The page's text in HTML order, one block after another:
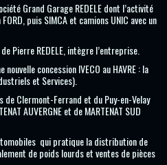
Grand Garage REDELE dont l’activité
puis SIMCA et camions UNIC avec un
Pierre REDELE, intègre l’entreprise.
nouvelle concession IVECO au HAVRE : la
et Services).
de Clermont-Ferrand et du Puy-en-Velay
AUVERGNE et de MARTENAT SUD
qui pratique la distribution de
de poids lourds et ventes de pièces